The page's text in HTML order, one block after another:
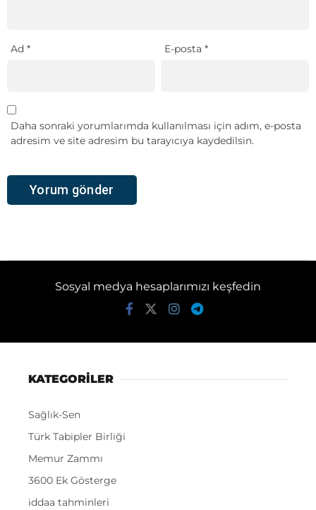
Ad * E-posta*
Daha sonraki yorumlarımda kullanılması için adım, e-posta
adresim ve site adresim bu tarayıcıya kaydedilsin.
Sosyal medya hesaplarımızı keşfedin
KATEGORİLER
Sağlık-Sen
Türk Tabipler Birliği
Memur Zammı
3600 Ek Gösterge
iddaa tahminleri